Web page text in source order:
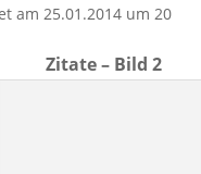
am 25.01.2014 um 20
Zitate – Bild 2